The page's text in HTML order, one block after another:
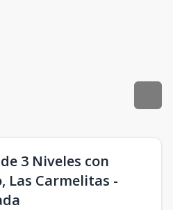
3 Niveles con
Las Carmelitas -